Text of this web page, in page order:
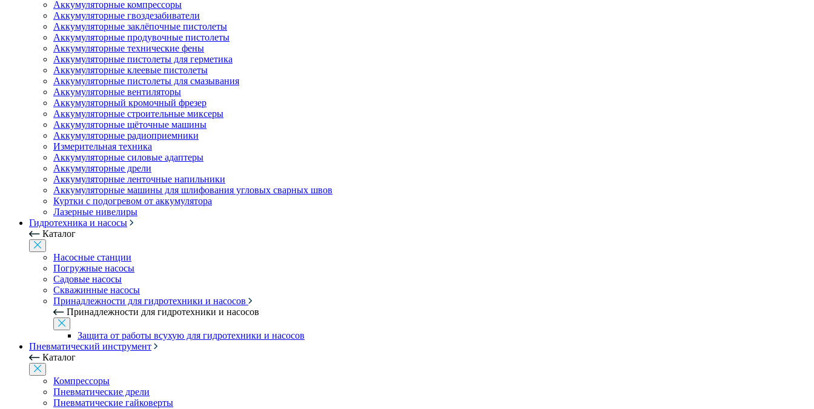
Аккумуляторные компрессоры
Аккумуляторные гвоздезабиватели
Аккумуляторные заклёпочные пистолеты
Аккумуляторные продувочные пистолеты
Аккумуляторные технические фены
Аккумуляторные пистолеты для герметика
Аккумуляторные клеевые пистолеты
Аккумуляторные пистолеты для смазывания
Аккумуляторные вентиляторы
Аккумуляторный кромочный фрезер
Аккумуляторные строительные миксеры
Аккумуляторные щёточные машины
Аккумуляторные радиоприемники
Измерительная техника
Аккумуляторные силовые адаптеры
Аккумуляторные дрели
Аккумуляторные ленточные напильники
Аккумуляторные машины для шлифования угловых сварных швов
Куртки с подогревом от аккумулятора
Лазерные нивелиры
Гидротехника и насосы
Каталог
Насосные станции
Погружные насосы
Садовые насосы
Скважинные насосы
Принадлежности для гидротехники и насосов
Принадлежности для гидротехники и насосов
Защита от работы всухую для гидротехники и насосов
Пневматический инструмент
Каталог
Компрессоры
Пневматические дрели
Пневматические гайковерты